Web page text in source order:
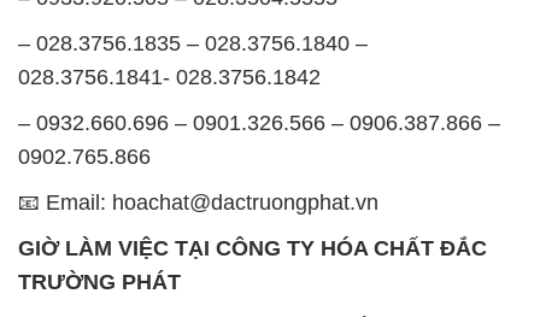
0902.765.866
📧 Email: hoachat@dactruongphat.vn
TRƯỜNG PHÁT
được tổ chức như sau:
Thứ 2 đến thứ 6: Buổi sáng: từ 8h đến 11h – Buổi
chiều: từ 12h30 đến 17h